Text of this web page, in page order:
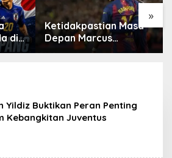
»
di
Ketidakpastian Masa
Depan Marcus
Rashford di Barcelona
Yildiz Buktikan Peran Penting
Kebangkitan Juventus